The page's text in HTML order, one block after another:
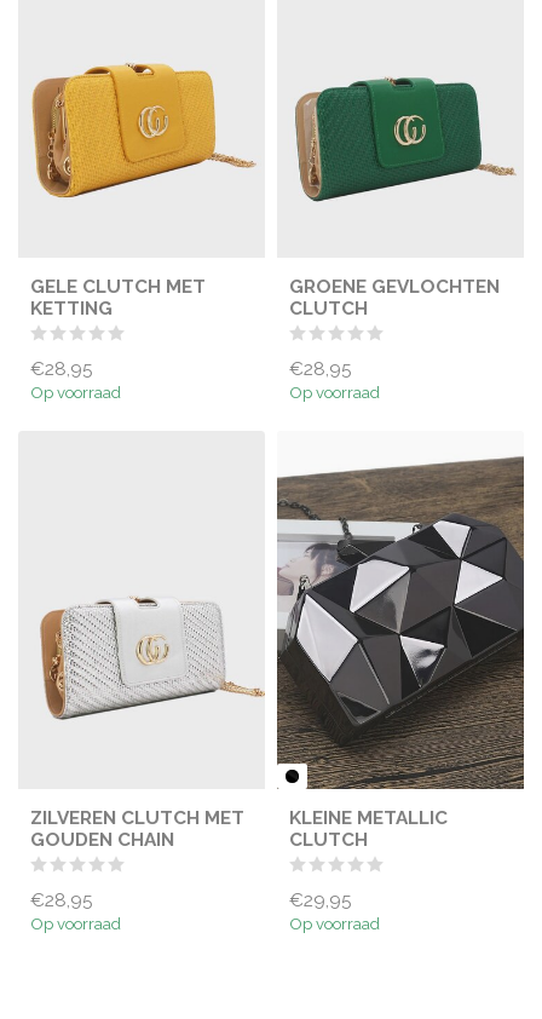
GELE CLUTCH MET
KETTING
€28,95
Op voorraad
GROENE GEVLOCHTEN
CLUTCH
€28,95
Op voorraad
ZILVEREN CLUTCH MET
GOUDEN CHAIN
€28,95
Op voorraad
KLEINE METALLIC
CLUTCH
€29,95
Op voorraad